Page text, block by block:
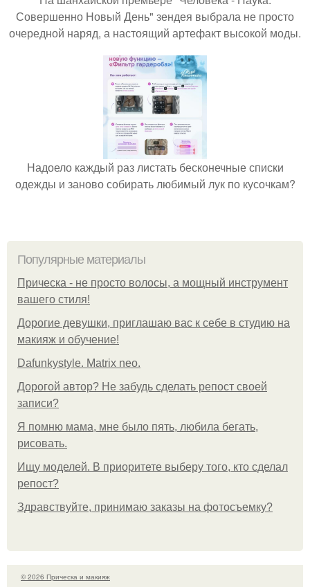
Совершенно Новый День" зендея выбрала не просто
очередной наряд, а настоящий артефакт высокой моды.
Надоело каждый раз листать бесконечные списки
одежды и заново собирать любимый лук по кусочкам?
Популярные материалы
Прическа - не просто волосы, а мощный инструмент
вашего стиля!
Дорогие девушки, приглашаю вас к себе в студию на
макияж и обучение!
Dafunkystyle. Matrix neo.
Дорогой автор? Не забудь сделать репост своей
записи?
Я помню мама, мне было пять, любила бегать,
рисовать.
Ищу моделей. В приоритете выберу того, кто сделал
репост?
Здравствуйте, принимаю заказы на фотосъемку?
© 2026 Прическа и макияж